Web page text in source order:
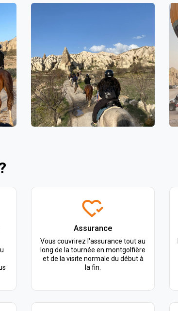
Assurance
Vous couvrirez l'assurance tout au
long de la tournée en montgolfière
et de la visite normale du début à
la fin.